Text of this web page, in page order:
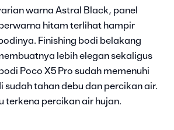
warna Astral Black, panel
hitam terlihat hampir
Finishing bodi belakang
lebih elegan sekaligus
Poco X5 Pro sudah memenuhi
sudah tahan debu dan percikan air.
terkena percikan air hujan.